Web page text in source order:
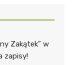
Zakątek” w
zapisy!